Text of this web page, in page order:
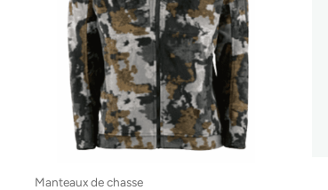
Manteaux de chasse
options
peuvent
être
choisies
sur
la